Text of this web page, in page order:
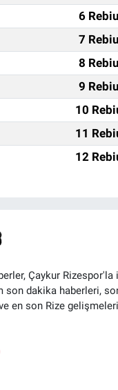
6
7
8
9
10
11
12
Çaykur Rizespor'la
son dakika haberleri,
en son Rize gelişmeleri